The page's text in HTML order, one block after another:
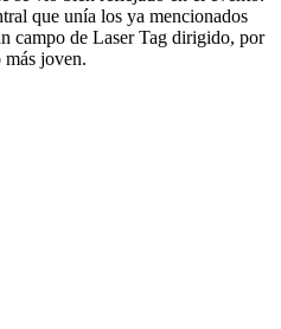
que unía los ya mencionados
campo de Laser Tag dirigido, por
joven.